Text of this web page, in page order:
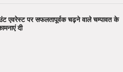
एवरेस्ट पर सफलतापूर्वक चढ़ने वाले चम्पावत के
दी